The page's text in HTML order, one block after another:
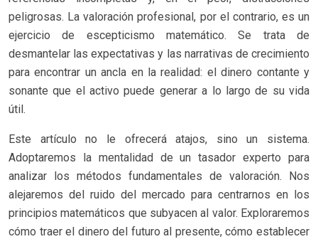
peligrosas. La valoración profesional, por el contrario, es un
ejercicio de escepticismo matemático. Se trata de
desmantelar las expectativas y las narrativas de crecimiento
para encontrar un ancla en la realidad: el dinero contante y
sonante que el activo puede generar a lo largo de su vida
útil.
Este artículo no le ofrecerá atajos, sino un sistema.
Adoptaremos la mentalidad de un tasador experto para
analizar los métodos fundamentales de valoración. Nos
alejaremos del ruido del mercado para centrarnos en los
principios matemáticos que subyacen al valor. Exploraremos
cómo traer el dinero del futuro al presente, cómo establecer